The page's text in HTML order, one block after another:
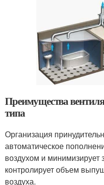
Преимущества
типа
Организация
автоматическое
воздухом и минимизирует
контролирует объем
воздуха.